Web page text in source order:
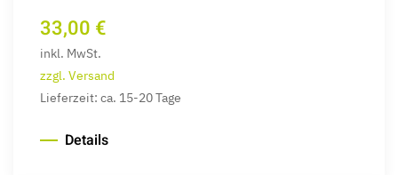
33,00 €
inkl. MwSt.
zzgl. Versand
Lieferzeit: ca. 15-20 Tage
Details